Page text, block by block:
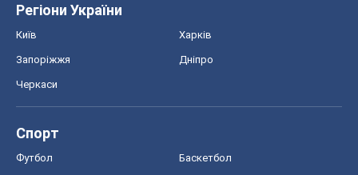
Регіони України
Київ Харків
Запоріжжя Дніпро
Черкаси
Спорт
Футбол Баскетбол